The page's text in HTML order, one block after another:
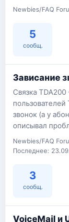
Newbies/FAQ
5
сообщ.
Зависание
Связка
пользователей
звонок (а у
описывал
Newbies/FAQ
Последнее:
3
сообщ.
VoiceMail и